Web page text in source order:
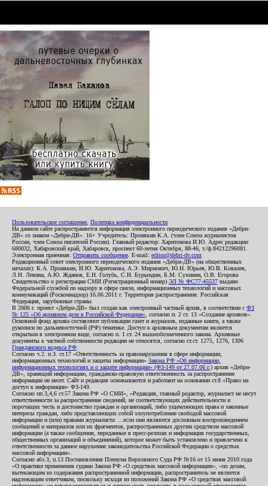
Пользовательское соглашение Политика конфиденциальности
На данном сайте распространяется информация электронного периодического издания «Дебри-
ДВ» со знаком «Дебри-ДВ». 16+ Учредитель: Пронякин К.А. (член Союза журналистов
России, член Союза писателей России). Главный редактор: Харитонова И.Ю. Адрес редакции:
680032, Хабаровский край, Хабаровск, проспект 60-летия Октября, 88-46, т./ф.84212296081.
Электронная приемная: Отправить сообщение . E-mail: editor@debri-dv.com
Редакционный совет электронного периодического издания «Дебри-ДВ» (на общественных
началах): К.А. Пронякин, И.Ю. Харитонова, А.Э. Мирмович, Ю.Н. Юрьев, Ю.В. Ковалев,
Л.Н. Левина, А.Ю. Жданов, Е.Н. Голубь, С.Н. Бурындин, Б.М. Сухинин, О.В. Егорова
Свидетельство о регистрации СМИ (Регистрационный номер) ЭЛ № ФС77-45537 выдано
Федеральной службой по надзору в сфере связи, информационных технологий и массовых
коммуникаций (Роскомнадзор) 16.06.2011 г. Территория распространения: Российская
Федерация, зарубежные страны.
В 2006 г. проект «Дебри-ДВ» был создан как электронный частный архив, в соответствии с ФЗ
№ 125 «Об архивном деле в Российской Федерации» , согласно п. 2 ст. 13 «Создание архивов».
Основной фонд архива составляют публикации газет и журналов, изданные книги, а также
рукописи по дальневосточной (РФ) тематике. Доступ к архивным документам является
открытым в электронном виде, согласно п. 1 ст. 24 вышеобозначенного закона. Архивные
документы к частной собственности редакции не относятся, согласно ст.ст. 1275, 1276, 1306
Гражданского кодекса РФ
Согласно ч.2. п.3. ст.17 «Ответственность за правонарушения в сфере информации,
информационных технологий и защиты информации» Закона РФ «Об информации,
информационных технологиях и о защите информации» (ФЗ-149 от 27.07.06 г.) архив «Дебри-
ДВ», хранящий информацию, гражданско-правовую ответственность за распространение
информации не несет. Сайт и редакция основываются и работают на основании ст.8 «Право на
доступ к информации» ФЗ-149.
Согласно пп.3,4,6 ст.57 Закона РФ «О СМИ», «Редакция, главный редактор, журналист не несут
ответственности за распространение сведений, не соответствующих действительности и
порочащих честь и достоинство граждан и организаций, либо ущемляющих права и законные
интересы граждан, либо представляющих собой злоупотребление свободой массовой
информации и (или) правами журналиста: ...если они являются дословным воспроизведением
сообщений и материалов или их фрагментов, распространенных другим средством массовой
информации (а также сообщения, переданные в пресс-релизах и информация государственных,
общественных организаций и объединений), которое может быть установлено и привлечено к
ответственности за данное нарушение законодательства Российской Федерации о средствах
массовой информации».
Согласно абз.3, п.13 Постановления Пленума Верховного Суда РФ №16 от 15 июня 2010 года
«О практике применения судами Закона РФ «О средствах массовой информации», «по делам,
вытекающим из содержания распространенной информации, распространитель не является
надлежащим ответчиком, поскольку исходя из положений Закона РФ «О средствах массовой